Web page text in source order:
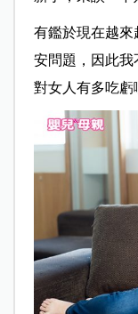
有鑑於現在越來
安問題，因此
對女人有多吃虧